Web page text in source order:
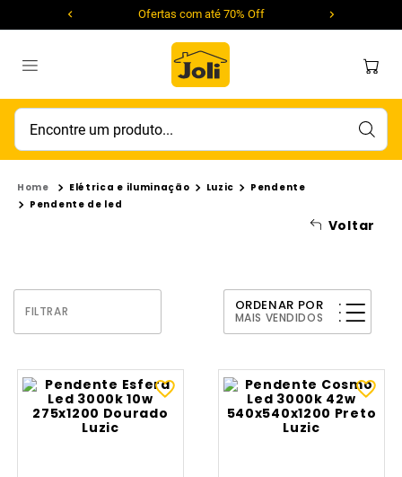
Ofertas com até 70% Off
Encontre um produto...
Voltar
Elétrica e iluminação Luzic
Pendente
Pendente de led
FILTRAR ORDENAR POR
MAIS VENDIDOS